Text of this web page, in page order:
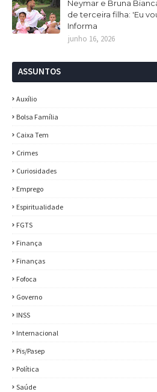
Neymar e Bruna
de terceira filha: 'Eu
Informa
junho 16, 2026
ASSUNTOS
Auxílio
Bolsa Família
Caixa Tem
Crimes
Curiosidades
Emprego
Espiritualidade
FGTS
Finança
Finanças
Fofoca
Governo
INSS
Internacional
Pis/Pasep
Política
Saúde